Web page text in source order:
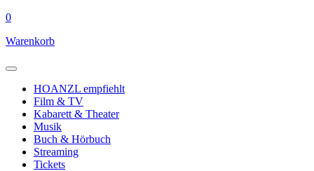
0
Warenkorb
HOANZL empfiehlt
Film & TV
Kabarett & Theater
Musik
Buch & Hörbuch
Streaming
Tickets